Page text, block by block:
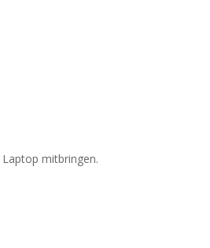
mitbringen.